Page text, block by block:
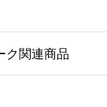
ク関連商品